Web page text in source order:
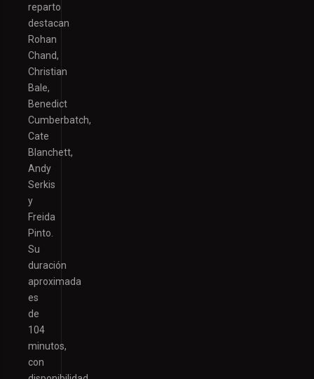
reparto
destacan
Rohan
Chand,
Christian
Bale,
Benedict
Cumberbatch,
Cate
Blanchett,
Andy
Serkis
y
Freida
Pinto.
Su
duración
aproximada
es
de
104
minutos,
con